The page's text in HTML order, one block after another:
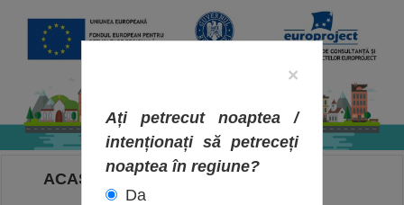
ACASA
×
Ați petrecut noaptea /
intenționați să petreceți
noaptea în regiune?
Da